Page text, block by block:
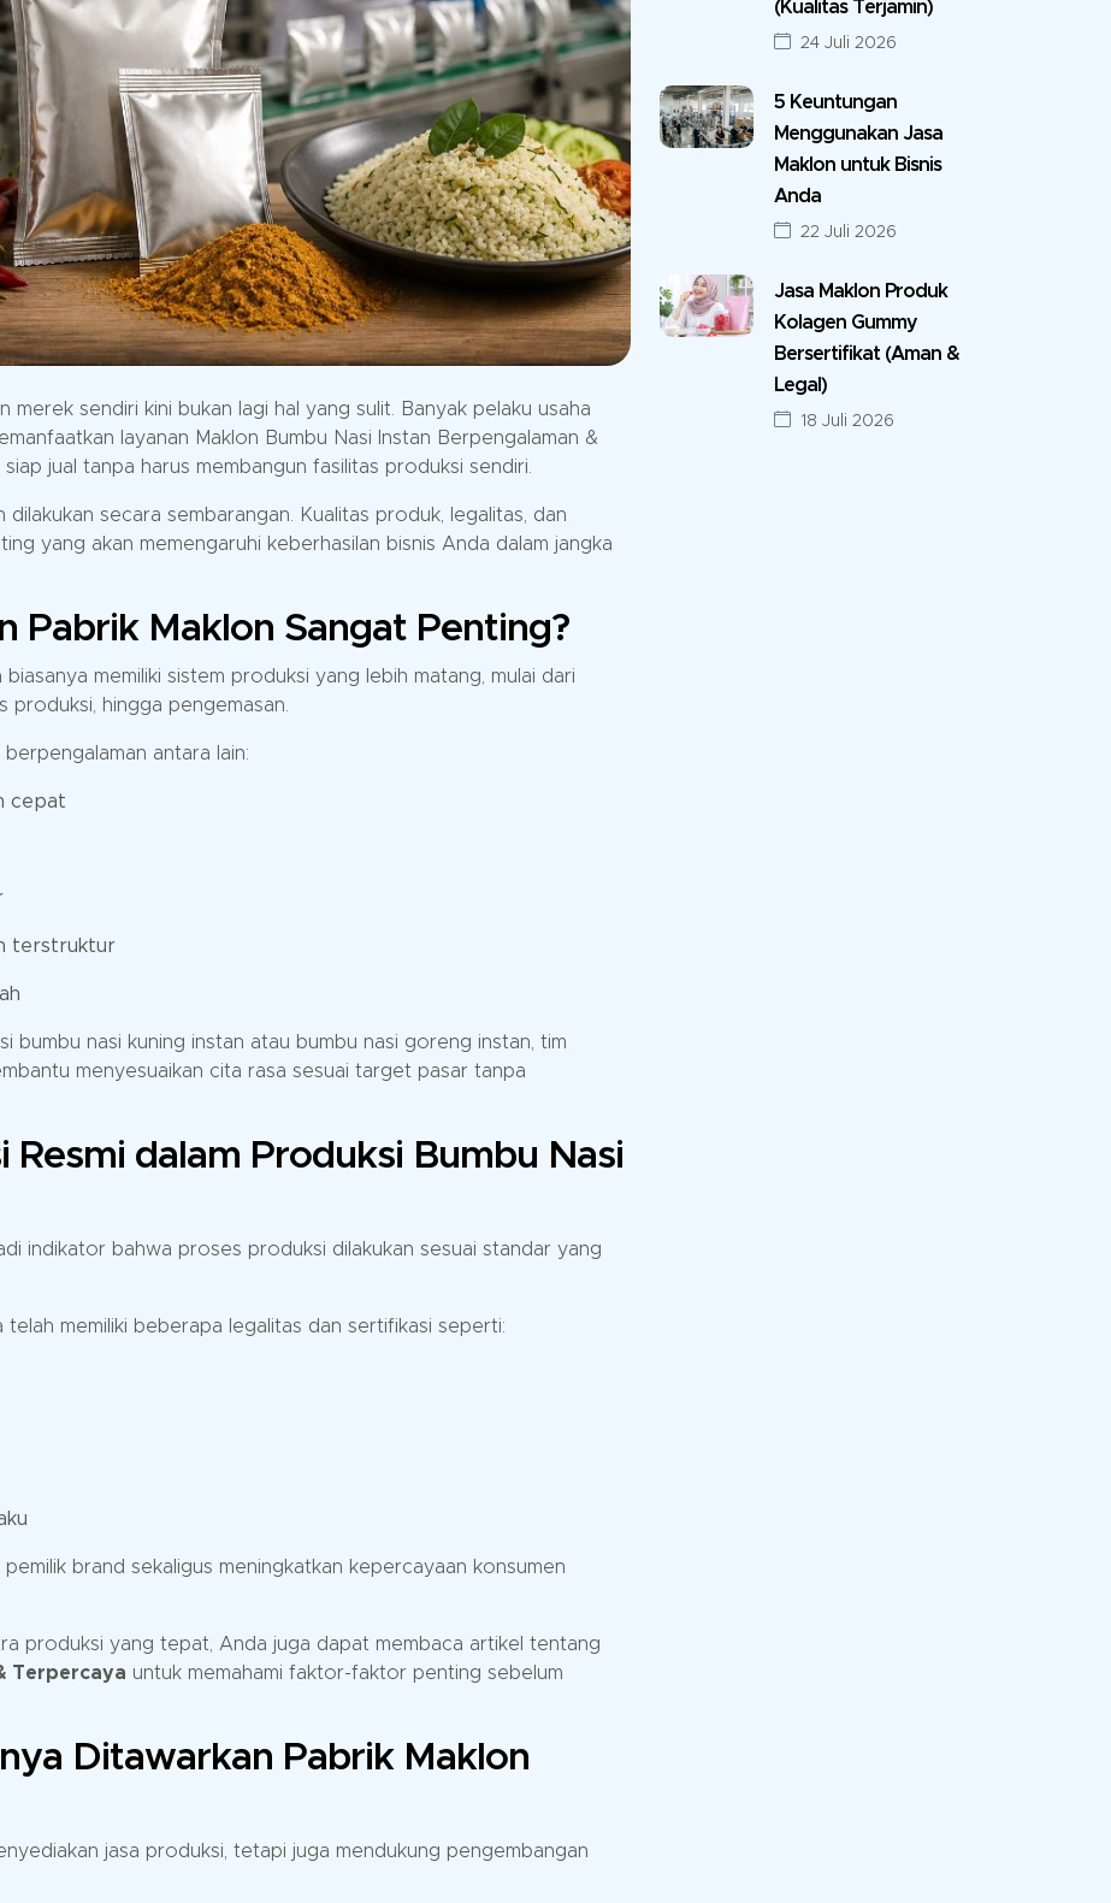
merek sendiri kini bukan lagi hal yang sulit. Banyak pelaku usaha
layanan Maklon Bumbu Nasi Instan Berpengalaman &
jual tanpa harus membangun fasilitas produksi sendiri.
dilakukan secara sembarangan. Kualitas produk, legalitas, dan
yang akan memengaruhi keberhasilan bisnis Anda dalam jangka
Pabrik Maklon Sangat Penting?
memiliki sistem produksi yang lebih matang, mulai dari
produksi, hingga pengemasan.
antara lain:
cepat
terstruktur
bumbu nasi kuning instan atau bumbu nasi goreng instan, tim
menyesuaikan cita rasa sesuai target pasar tanpa
Resmi dalam Produksi Bumbu Nasi
indikator bahwa proses produksi dilakukan sesuai standar yang
memiliki beberapa legalitas dan sertifikasi seperti:
brand sekaligus meningkatkan kepercayaan konsumen
produksi yang tepat, Anda juga dapat membaca artikel tentang
Terpercaya untuk memahami faktor-faktor penting sebelum
Ditawarkan Pabrik Maklon
jasa produksi, tetapi juga mendukung pengembangan
(Kualitas Terjamin)
24 Juli 2026
5 Keuntungan
Menggunakan Jasa
Maklon untuk Bisnis
Anda
22 Juli 2026
Jasa Maklon Produk
Kolagen Gummy
Bersertifikat (Aman &
Legal)
18 Juli 2026